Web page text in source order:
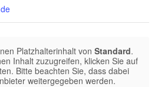
Platzhalterinhalt von Standard.
Inhalt zuzugreifen, klicken Sie auf
Bitte beachten Sie, dass dabei
weitergegeben werden.